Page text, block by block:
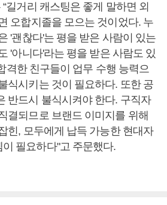
길거리 캐스팅은 좋게 말하면 외
오합지졸을 모으는 것이었다. 누
'괜찮다'는 평을 받은 사람이 있는
'아니다'라는 평을 받은 사람도 있
격한 친구들이 업무 수행 능력으
식시키는 것이 필요하다. 또한 공
반드시 불식시켜야 한다. 구직자
결되므로 브랜드 이미지를 위해
힌, 모두에게 납득 가능한 현대자
필요하다"고 주문했다.